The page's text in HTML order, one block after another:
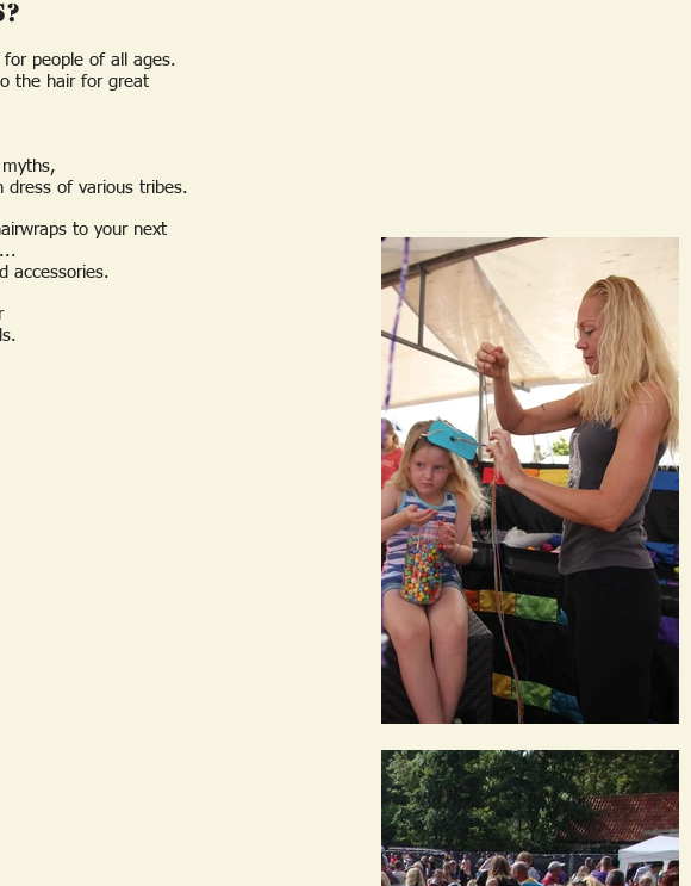
for people of all ages.
the hair for great
dress of various tribes.
to your next
accessories.